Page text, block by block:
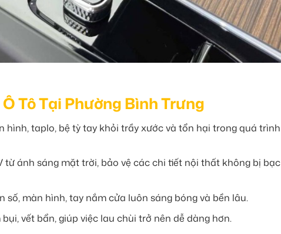
Tô Tại Phường Bình Trưng
hình, taplo, bệ tỳ tay khỏi trầy xước và tổn hại trong quá trình
từ ánh sáng mặt trời, bảo vệ các chi tiết nội thất không bị bạc
số, màn hình, tay nắm cửa luôn sáng bóng và bền lâu.
vết bẩn, giúp việc lau chùi trở nên dễ dàng hơn.